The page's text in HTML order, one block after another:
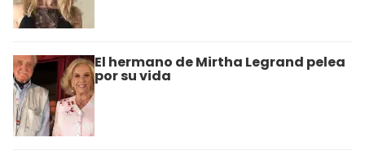
El hermano de Mirtha Legrand pelea
por su vida